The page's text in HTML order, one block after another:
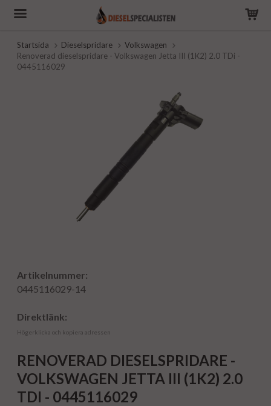
Startsida Dieselspridare
Volkswagen
Renoverad dieselspridare - Volkswagen Jetta III (1K2) 2.0 TDi -
0445116029
Artikelnummer:
0445116029-14
Direktlänk:
Högerklicka och kopiera adressen
RENOVERAD DIESELSPRIDARE -
VOLKSWAGEN JETTA III (1K2) 2.0
TDI - 0445116029